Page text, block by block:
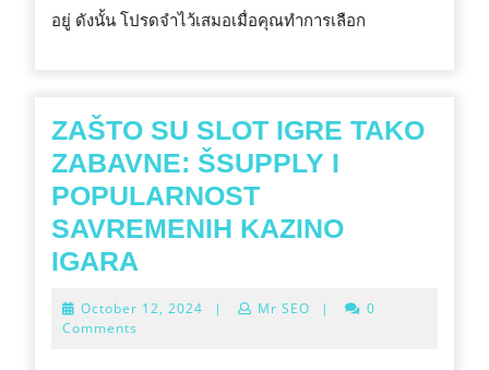
อยู่ ดังนั้น โปรดจำไว้เสมอเมื่อคุณทำการเลือก
ZAŠTO SU SLOT IGRE TAKO
ZABAVNE: ŠSUPPLY I
POPULARNOST
SAVREMENIH KAZINO
IGARA
SLOT
October 12, 2024 October
| Mr SEO |
0
Comments